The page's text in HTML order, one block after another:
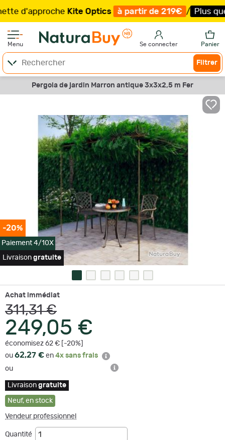
Kite Optics à partir de 219€ / Plus que
Menu Se connecter Panier
Filtrer
Pergola de jardin Marron antique 3x3x2,5 m Fer
-20%
Paiement 4/10X
Livraison gratuite
Achat immédiat
311,31 €
249,05 €
économisez 62 € [-20%]
ou 62,27 € en 4x sans frais
ou
Livraison gratuite
Neuf, en stock
Vendeur professionnel
Quantité